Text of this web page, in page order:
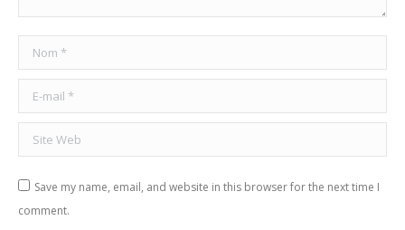
Nom *
E-mail *
Site Web
Save my name, email, and website in this browser for the next time I
comment.